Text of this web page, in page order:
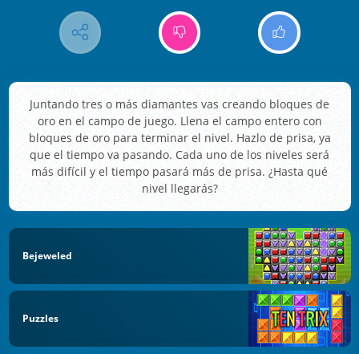
Juntando tres o más diamantes vas creando bloques de
oro en el campo de juego. Llena el campo entero con
bloques de oro para terminar el nivel. Hazlo de prisa, ya
que el tiempo va pasando. Cada uno de los niveles será
más difícil y el tiempo pasará más de prisa. ¿Hasta qué
nivel llegarás?
Bejeweled
Puzzles